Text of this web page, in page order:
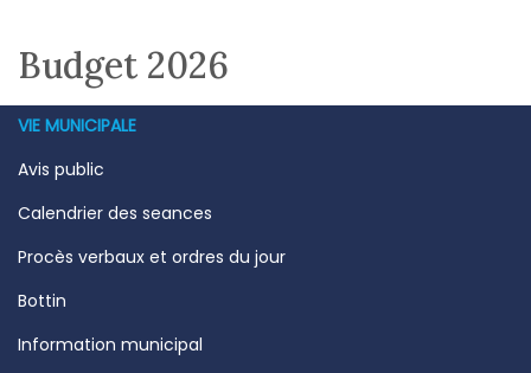
Budget 2026
VIE MUNICIPALE
Avis public
Calendrier des seances
Procès verbaux et ordres du jour
Bottin
Information municipal